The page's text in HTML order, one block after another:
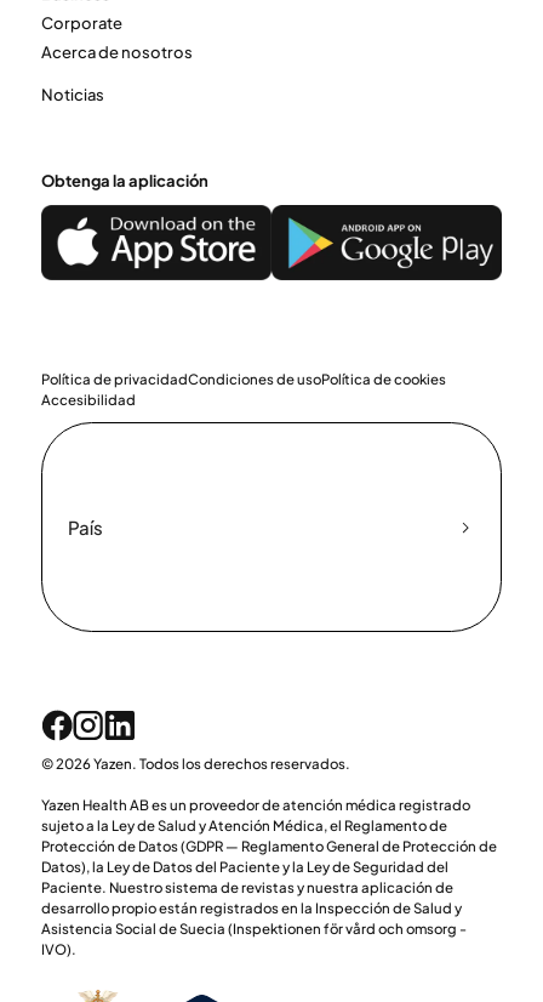
Corporate
Acerca de nosotros
Noticias
Obtenga la aplicación
Política de privacidadCondiciones de usoPolítica de cookies
Accesibilidad
País
© 2026 Yazen. Todos los derechos reservados.
Yazen Health AB es un proveedor de atención médica registrado
sujeto a la Ley de Salud y Atención Médica, el Reglamento de
Protección de Datos (GDPR — Reglamento General de Protección de
Datos), la Ley de Datos del Paciente y la Ley de Seguridad del
Paciente. Nuestro sistema de revistas y nuestra aplicación de
desarrollo propio están registrados en la Inspección de Salud y
Asistencia Social de Suecia (Inspektionen för vård och omsorg -
IVO).